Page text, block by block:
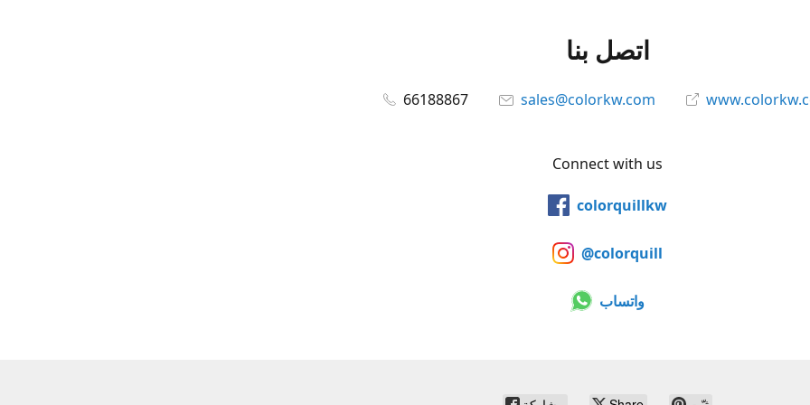
اتصل بنا
66188867 sales@colorkw.com
Connect with us
colorquillkw
@colorquill
واتساب